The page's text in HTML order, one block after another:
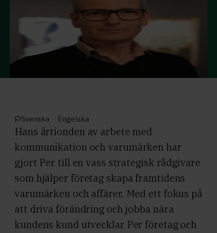
Svenska · Engelska
Hans årtionden av arbete med
kommunikation och varumärken har
gjort Per till en vass strategisk rådgivare
som hjälper företag skapa framtidens
varumärken och affärer. Med ett fokus på
att driva förändring och jobba nära
kundens kund utvecklar Per företag och